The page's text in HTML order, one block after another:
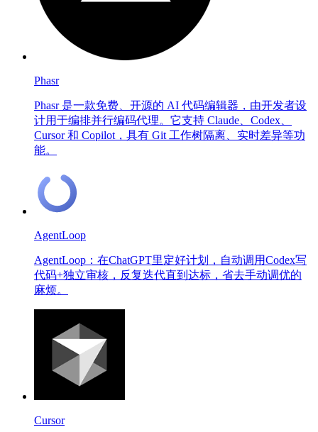
Phasr
Phasr 是一款免费、开源的 AI 代码编辑器，由开发者设
计用于编排并行编码代理。它支持 Claude、Codex、
Cursor 和 Copilot，具有 Git 工作树隔离、实时差异等功
能。
AgentLoop
AgentLoop：在ChatGPT里定好计划，自动调用Codex写
代码+独立审核，反复迭代直到达标，省去手动调优的
麻烦。
Cursor